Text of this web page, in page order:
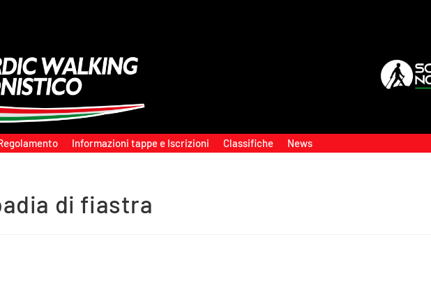
Informazioni tappe e Iscrizioni Classifiche News
di fiastra